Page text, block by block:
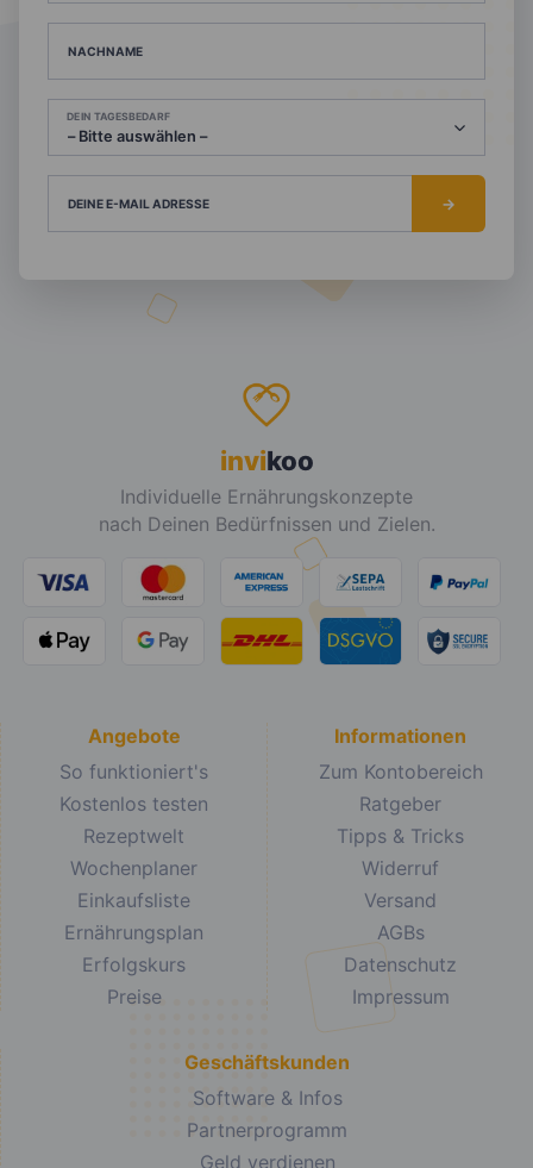
NACHNAME
DEIN TAGESBEDARF
DEINE E-MAIL ADRESSE
invikoo
Individuelle Ernährungskonzepte
nach Deinen Bedürfnissen und Zielen.
Angebote
So funktioniert's
Kostenlos testen
Rezeptwelt
Wochenplaner
Einkaufsliste
Ernährungsplan
Erfolgskurs
Preise
Informationen
Zum Kontobereich
Ratgeber
Tipps & Tricks
Widerruf
Versand
AGBs
Datenschutz
Impressum
Geschäftskunden
Software & Infos
Partnerprogramm
Geld verdienen